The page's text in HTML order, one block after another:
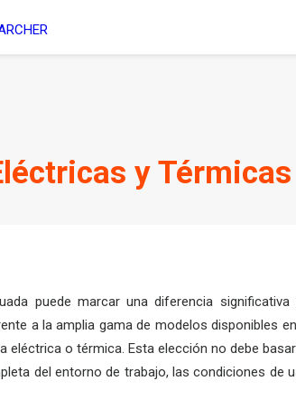
y
puede marcar una diferencia significativa
a la amplia gama de modelos disponibles
eléctrica o térmica. Esta elección no debe
del entorno de trabajo, las condiciones de